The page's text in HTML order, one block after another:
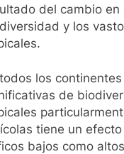
del cambio
y los
los
de
tiene un
bajos como